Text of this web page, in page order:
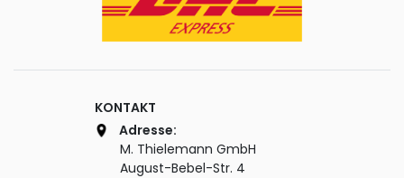
KONTAKT
Adresse:
M. Thielemann GmbH
August-Bebel-Str. 4